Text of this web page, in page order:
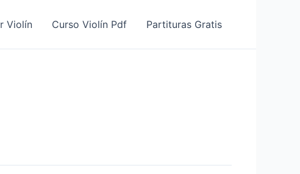
Violín Curso Violín Pdf Partituras Gratis